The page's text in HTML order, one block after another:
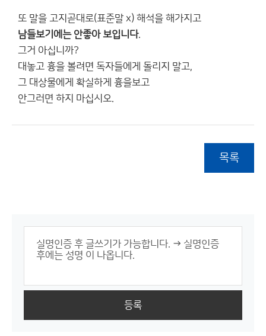
또 말을 고지곧대로(표준말 x) 해석을 해가지고
남들보기에는 안좋아 보입니다.
그거 아십니까?
대놓고 흉을 볼려면 독자들에게 돌리지 말고,
그 대상물에게 확실하게 흉을보고
안그러면 하지 마십시오.
목록
등록